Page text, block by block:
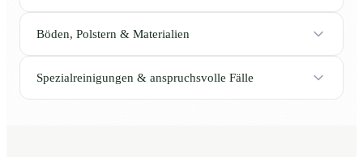
Böden, Polstern & Materialien
Spezialreinigungen & anspruchsvolle Fälle